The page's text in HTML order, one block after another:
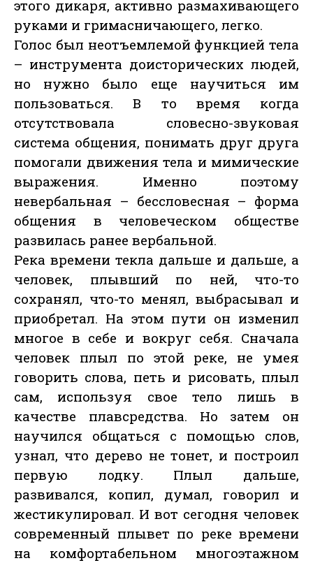
этого дикаря, активно размахивающего
руками и гримасничающего, легко.
Голос был неотъемлемой функцией тела
– инструмента доисторических людей,
но нужно было еще научиться им
пользоваться. В то время когда
отсутствовала словесно-звуковая
система общения, понимать друг друга
помогали движения тела и мимические
выражения. Именно поэтому
невербальная – бессловесная – форма
общения в человеческом обществе
развилась ранее вербальной.
Река времени текла дальше и дальше, а
человек, плывший по ней, что-то
сохранял, что-то менял, выбрасывал и
приобретал. На этом пути он изменил
многое в себе и вокруг себя. Сначала
человек плыл по этой реке, не умея
говорить слова, петь и рисовать, плыл
сам, используя свое тело лишь в
качестве плавсредства. Но затем он
научился общаться с помощью слов,
узнал, что дерево не тонет, и построил
первую лодку. Плыл дальше,
развивался, копил, думал, говорил и
жестикулировал. И вот сегодня человек
современный плывет по реке времени
на комфортабельном многоэтажном